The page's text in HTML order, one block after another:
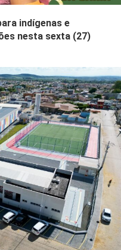
indígenas e
nesta sexta (27)